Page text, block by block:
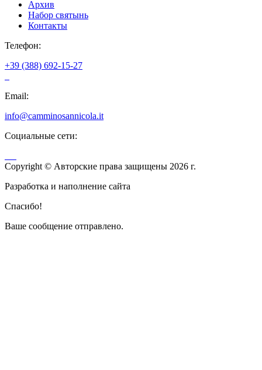
Архив
Набор святынь
Контакты
Телефон:
+39 (388) 692-15-27
Email:
info@camminosannicola.it
Социальные сети:
Copyright © Авторские права защищены 2026 г.
Разработка и наполнение сайта
Спасибо!
Ваше сообщение отправлено.